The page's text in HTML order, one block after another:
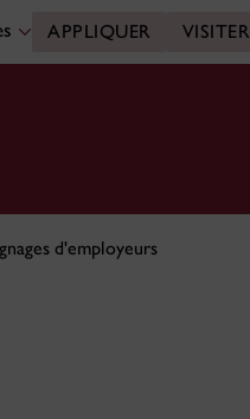
APPLIQUER VISITER
d'employeurs